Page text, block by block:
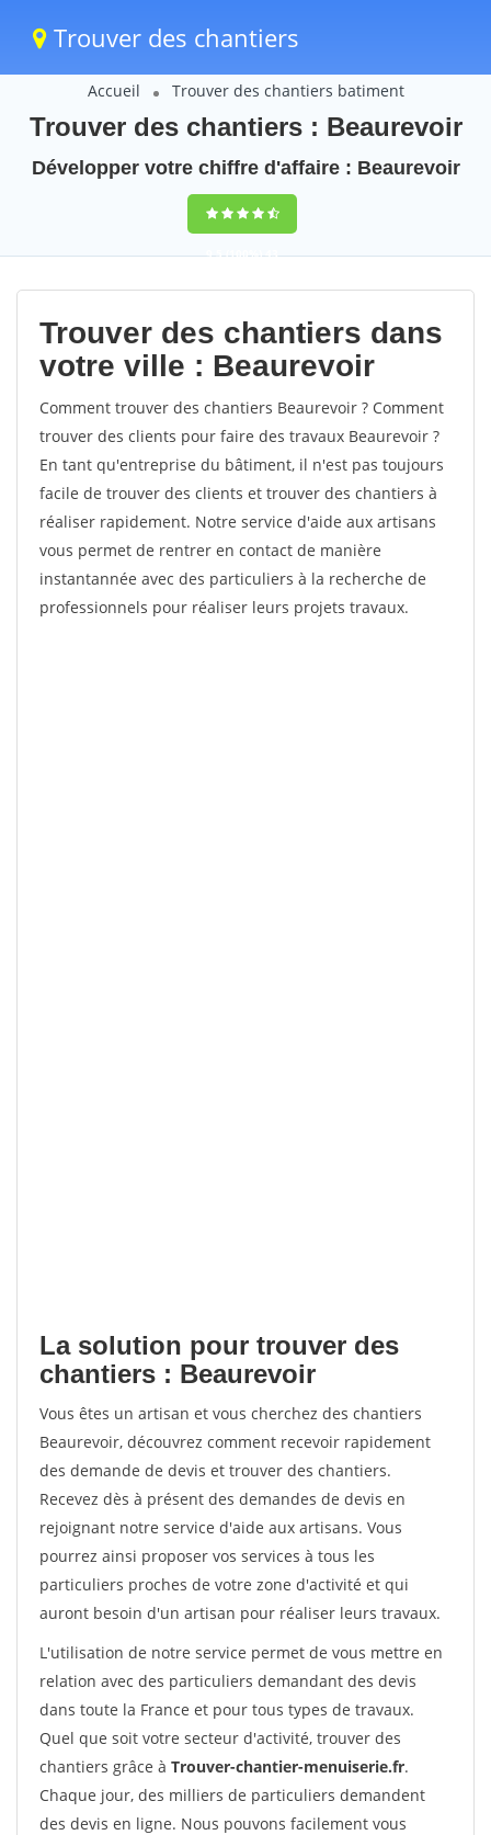
Trouver des chantiers
Accueil Trouver des chantiers batiment
Trouver des chantiers : Beaurevoir
Développer votre chiffre d'affaire : Beaurevoir
9,5(100%)43
votes
Trouver des chantiers dans
votre ville : Beaurevoir
Comment trouver des chantiers Beaurevoir ? Comment
trouver des clients pour faire des travaux Beaurevoir ?
En tant qu'entreprise du bâtiment, il n'est pas toujours
facile de trouver des clients et trouver des chantiers à
réaliser rapidement. Notre service d'aide aux artisans
vous permet de rentrer en contact de manière
instantannée avec des particuliers à la recherche de
professionnels pour réaliser leurs projets travaux.
La solution pour trouver des
chantiers : Beaurevoir
Vous êtes un artisan et vous cherchez des chantiers
Beaurevoir, découvrez comment recevoir rapidement
des demande de devis et trouver des chantiers.
Recevez dès à présent des demandes de devis en
rejoignant notre service d'aide aux artisans. Vous
pourrez ainsi proposer vos services à tous les
particuliers proches de votre zone d'activité et qui
auront besoin d'un artisan pour réaliser leurs travaux.
L'utilisation de notre service permet de vous mettre en
relation avec des particuliers demandant des devis
dans toute la France et pour tous types de travaux.
Quel que soit votre secteur d'activité, trouver des
chantiers grâce à Trouver-chantier-menuiserie.fr.
Chaque jour, des milliers de particuliers demandent
des devis en ligne. Nous pouvons facilement vous